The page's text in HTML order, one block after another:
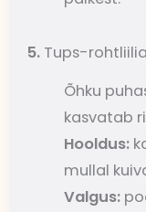
5. Tups-
Õhku
kasvatab
Hooldus:
mullal
Valgus: